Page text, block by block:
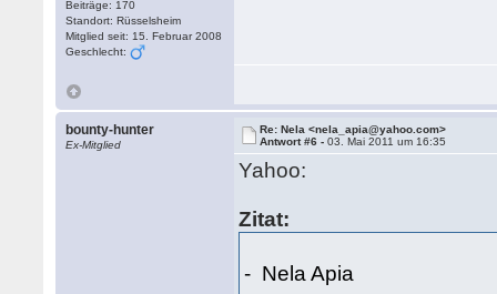
Beiträge: 170
Standort: Rüsselsheim
Mitglied seit: 15. Februar 2008
Geschlecht:
bounty-hunter
Ex-Mitglied
Re: Nela <nela_apia@yahoo.com>
Antwort #6 -03. Mai 2011 um 16:35
Yahoo:
Zitat:
- Nela Apia